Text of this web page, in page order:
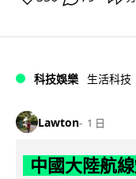
科技娛樂 生活科技
Lawton 1 日
中國大陸航